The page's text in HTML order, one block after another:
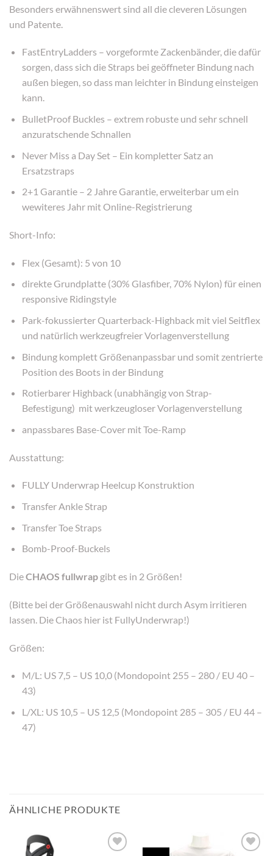
Besonders erwähnenswert sind all die cleveren Lösungen
und Patente.
FastEntryLadders – vorgeformte Zackenbänder, die dafür
sorgen, dass sich die Straps bei geöffneter Bindung nach
außen biegen, so dass man leichter in Bindung einsteigen
kann.
BulletProof Buckles – extrem robuste und sehr schnell
anzuratschende Schnallen
Never Miss a Day Set – Ein kompletter Satz an
Ersatzstraps
2+1 Garantie – 2 Jahre Garantie, erweiterbar um ein
wewiteres Jahr mit Online-Registrierung
Short-Info:
Flex (Gesamt): 5 von 10
direkte Grundplatte (30% Glasfiber, 70% Nylon) für einen
responsive Ridingstyle
Park-fokussierter Quarterback-Highback mit viel Seitflex
und natürlich werkzeugfreier Vorlagenverstellung
Bindung komplett Größenanpassbar und somit zentrierte
Position des Boots in der Bindung
Rotierbarer Highback (unabhängig von Strap-
Befestigung) mit werkzeugloser Vorlagenverstellung
anpassbares Base-Cover mit Toe-Ramp
Ausstattung:
FULLY Underwrap Heelcup Konstruktion
Transfer Ankle Strap
Transfer Toe Straps
Bomb-Proof-Buckels
DieCHAOS fullwrap gibt es in 2 Größen!
(Bitte bei der Größenauswahl nicht durch Asym irritieren
lassen. Die Chaos hier ist FullyUnderwrap!)
Größen:
M/L: US 7,5 – US 10,0 (Mondopoint 255 – 280 / EU 40 –
43)
L/XL: US 10,5 – US 12,5 (Mondopoint 285 – 305 / EU 44 –
47)
ÄHNLICHE PRODUKTE